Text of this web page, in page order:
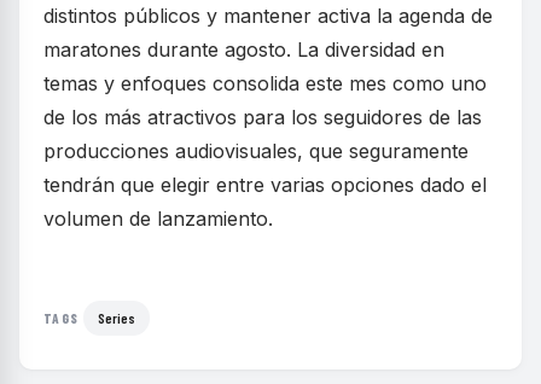
distintos públicos y mantener activa la agenda de
maratones durante agosto. La diversidad en
temas y enfoques consolida este mes como uno
de los más atractivos para los seguidores de las
producciones audiovisuales, que seguramente
tendrán que elegir entre varias opciones dado el
volumen de lanzamiento.
TAGS Series